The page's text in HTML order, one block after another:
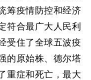
筹疫情防控和经济
符合最广大人民利
受住了全球五波疫
的原始株、德尔塔
重症和死亡，最大